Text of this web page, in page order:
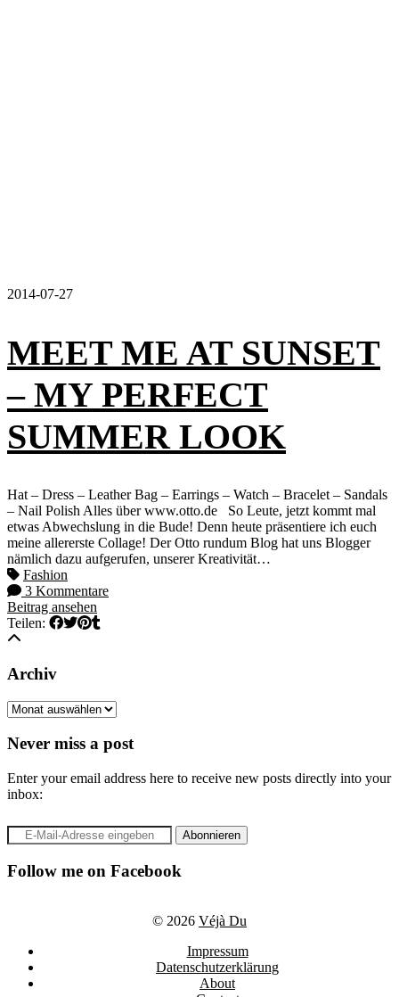
2014-07-27
MEET ME AT SUNSET
– MY PERFECT
SUMMER LOOK
Hat – Dress – Leather Bag – Earrings – Watch – Bracelet – Sandals
– Nail Polish Alles über www.otto.de So Leute, jetzt kommt mal
etwas Abwechslung in die Bude! Denn heute präsentiere ich euch
meine allererste Collage! Der Otto rundum Blog hat uns Blogger
nämlich dazu aufgerufen, unserer Kreativität…
Fashion
3 Kommentare
Beitrag ansehen
Teilen:
Archiv
Archiv
Never miss a post
Enter your email address here to receive new posts directly into your
inbox:
Follow me on Facebook
© 2026 Véjà Du
Impressum
Datenschutzerklärung
About